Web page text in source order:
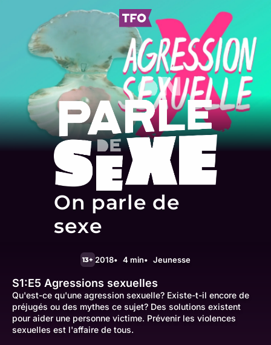
On parle de
sexe
13+ 2018 4 min Jeunesse
S1:E5 Agressions sexuelles
Qu'est-ce qu'une agression sexuelle? Existe-t-il encore de
préjugés ou des mythes ce sujet? Des solutions existent
pour aider une personne victime. Prévenir les violences
sexuelles est l'affaire de tous.